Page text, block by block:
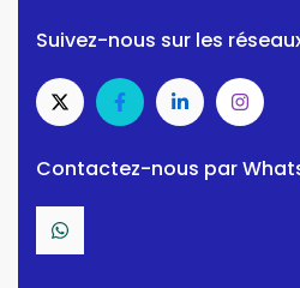
Suivez-nous sur les
Contactez-nous par